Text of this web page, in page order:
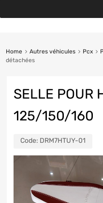
Home Autres véhicules Pcx
détachées
SELLE POUR
125/150/160
Code: DRM7HTUY-01